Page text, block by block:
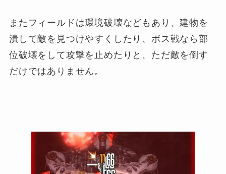
またフィールドは環境破壊などもあり、建物を
潰して敵を見つけやすくしたり、ボス戦なら部
位破壊をして攻撃を止めたりと、ただ敵を倒す
だけではありません。